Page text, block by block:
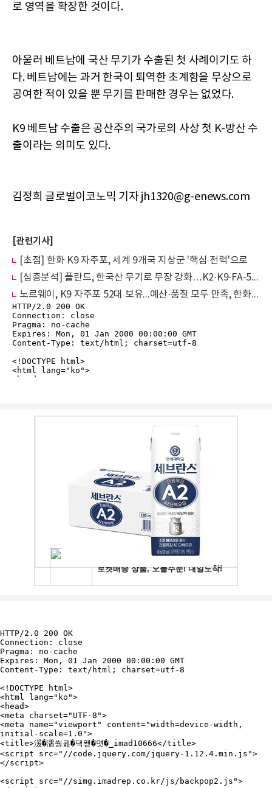
로 영역을 확장한 것이다.
아울러 베트남에 국산 무기가 수출된 첫 사례이기도 하
다. 베트남에는 과거 한국이 퇴역한 초계함을 무상으로
공여한 적이 있을 뿐 무기를 판매한 경우는 없었다.
K9 베트남 수출은 공산주의 국가로의 사상 첫 K-방산 수
출이라는 의미도 있다.
김정희 글로벌이코노믹 기자 jh1320@g-enews.com
[관련기사]
[초점] 한화 K9 자주포, 세계 9개국 지상군 '핵심 전력'으로
[심층분석] 폴란드, 한국산 무기로 무장 강화…K2·K9·FA-50 대거 도입
노르웨이, K9 자주포 52대 보유...예산·품질 모두 만족, 한화 신뢰 높여